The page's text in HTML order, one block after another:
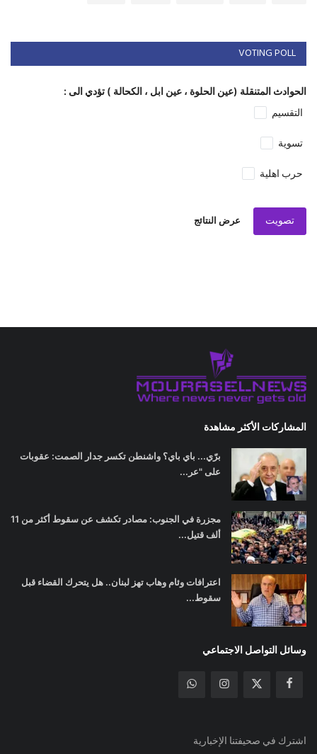
VOTING POLL
الحوادث المتنقلة (عين الحلوة ، عين ابل ، الكحالة ) تؤدي الى :
التقسيم
تسوية
حرب اهلية
تصويت عرض النتائج
المشاركات الأكثر مشاهدة
برّي... باي باي؟ واشنطن تكسر جدار الصمت: عقوبات
على "عر...
مجزرة في الجنوب: مصادر تكشف عن سقوط أكثر من 11
ألف قتيل...
اعترافات وئام وهاب تهز لبنان.. هل يتحرك القضاء قبل
سقوط...
وسائل التواصل الاجتماعي
اشترك في صحيفتنا الإخبارية